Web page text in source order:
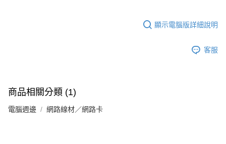
顯示電腦版詳細說明
客服
商品相關分類 (1)
電腦週邊 網路線材／網路卡